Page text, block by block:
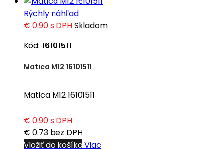
Rýchly náhľad
€ 0.90s DPHSkladom
Kód: 16101511
Matica M12 16101511
Matica M12 16101511
€ 0.90s DPH
€ 0.73 bez DPH
Vložiť do košíkaViac